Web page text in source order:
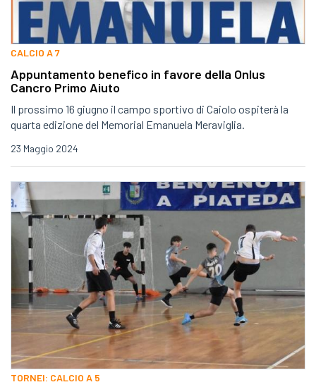
CALCIO A 7
Appuntamento benefico in favore della Onlus
Cancro Primo Aiuto
Il prossimo 16 giugno il campo sportivo di Caiolo ospiterà la
quarta edizione del Memorial Emanuela Meraviglia.
23 Maggio 2024
TORNEI: CALCIO A 5